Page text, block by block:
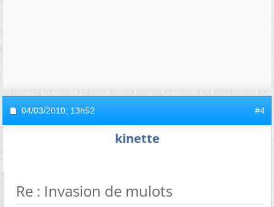
04/03/2010, 13h52 #4
kinette
Re : Invasion de mulots